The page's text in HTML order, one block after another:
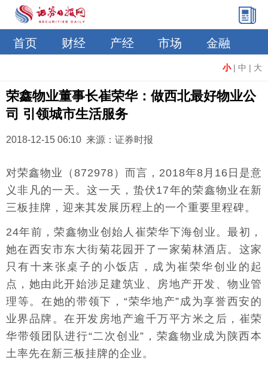
首页 财经 产经 市场 金融
小| 中 | 大
荣鑫物业董事长崔荣华：做西北最好物业公
司 引领城市生活服务
2018-12-15 06:10 来源：证券时报
对荣鑫物业（872978）而言，2018年8月16日是意
义非凡的一天。这一天，蛰伏17年的荣鑫物业在新
三板挂牌，迎来其发展历程上的一个重要里程碑。
24年前，荣鑫物业创始人崔荣华下海创业。最初，
她在西安市东大街菊花园开了一家菊林酒店。这家
只有十来张桌子的小饭店，成为崔荣华创业的起
点，她由此开始涉足建筑业、房地产开发、物业管
理等。在她的带领下，“荣华地产”成为享誉西安的
业界品牌。在开发房地产逾千万平方米之后，崔荣
华带领团队进行“二次创业”，荣鑫物业成为陕西本
土率先在新三板挂牌的企业。